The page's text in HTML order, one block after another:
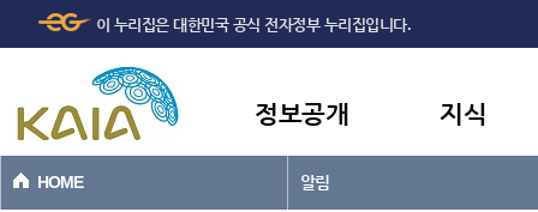
본문바로가기
이 누리집은 대한민국 공식 전자정부 누리집입니다.
정보공개 지식
HOME 알림